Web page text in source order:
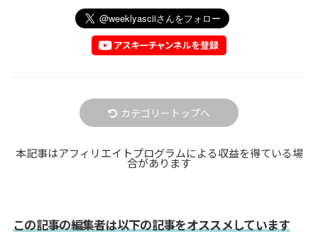
カテゴリートップへ
本記事はアフィリエイトプログラムによる収益を得ている場
合があります
この記事の編集者は以下の記事をオススメしています